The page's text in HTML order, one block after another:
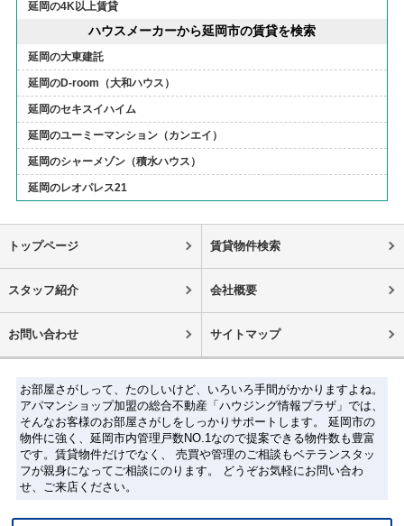
延岡の4K以上賃貸
ハウスメーカーから延岡市の賃貸を検索
延岡の大東建託
延岡のD-room（大和ハウス）
延岡のセキスイハイム
延岡のユーミーマンション（カンエイ）
延岡のシャーメゾン（積水ハウス）
延岡のレオパレス21
トップページ 賃貸物件検索
スタッフ紹介 会社概要
お問い合わせ サイトマップ
お部屋さがしって、たのしいけど、いろいろ手間がかかりますよね。
アパマンショップ加盟の総合不動産「ハウジング情報プラザ」では、
そんなお客様のお部屋さがしをしっかりサポートします。 延岡市の
物件に強く、延岡市内管理戸数NO.1なので提案できる物件数も豊富
です。賃貸物件だけでなく、 売買や管理のご相談もベテランスタッ
フが親身になってご相談にのります。 どうぞお気軽にお問い合わ
せ、ご来店ください。